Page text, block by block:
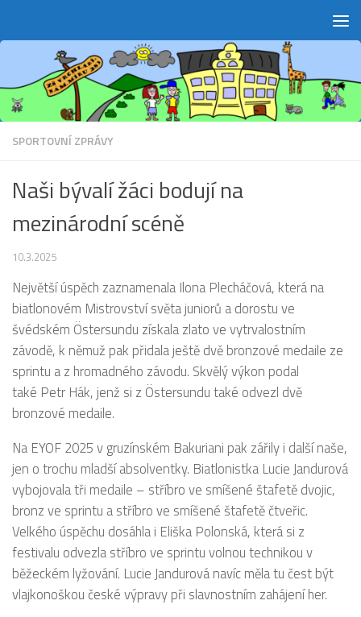
SPORTOVNÍ ZPRÁVY
Naši bývalí žáci bodují na
mezinárodní scéně
10.3.2025
Největší úspěch zaznamenala Ilona Plecháčová, která na
biatlonovém Mistrovství světa juniorů a dorostu ve
švédském Östersundu získala zlato ve vytrvalostním
závodě, k němuž pak přidala ještě dvě bronzové medaile ze
sprintu a z hromadného závodu. Skvělý výkon podal
také Petr Hák, jenž si z Östersundu také odvezl dvě
bronzové medaile.
Na EYOF 2025 v gruzínském Bakuriani pak zářily i další naše,
jen o trochu mladší absolventky. Biatlonistka Lucie Jandurová
vybojovala tři medaile – stříbro ve smíšené štafetě dvojic,
bronz ve sprintu a stříbro ve smíšené štafetě čtveřic.
Velkého úspěchu dosáhla i Eliška Polonská, která si z
festivalu odvezla stříbro ve sprintu volnou technikou v
běžeckém lyžování. Lucie Jandurová navíc měla tu čest být
vlajkonoškou české výpravy při slavnostním zahájení her.